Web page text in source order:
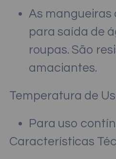
As mangueiras
para saída de
roupas. São
amaciantes.
Temperatura de
Para uso
Características